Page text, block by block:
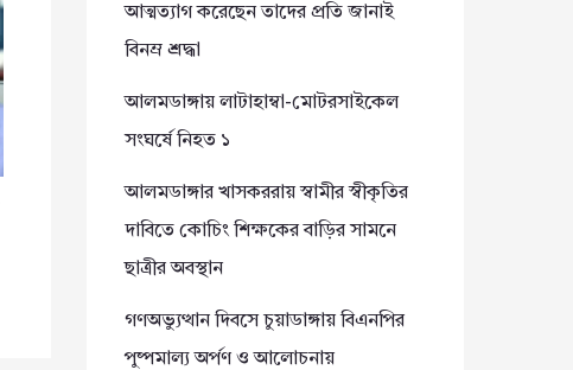
আত্মত্যাগ করেছেন তাদের প্রতি জানাই
বিনম্র শ্রদ্ধা
আলমডাঙ্গায় লাটাহাম্বা-মোটরসাইকেল
সংঘর্ষে নিহত ১
আলমডাঙ্গার খাসকররায় স্বামীর স্বীকৃতির
দাবিতে কোচিং শিক্ষকের বাড়ির সামনে
ছাত্রীর অবস্থান
গণঅভ্যুত্থান দিবসে চুয়াডাঙ্গায় বিএনপির
পুষ্পমাল্য অর্পণ ও আলোচনায়